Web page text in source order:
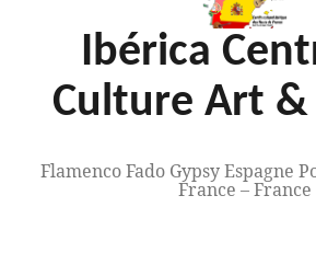
Ibérica
Culture Art &
Flamenco Fado Gypsy Espagne
France – France